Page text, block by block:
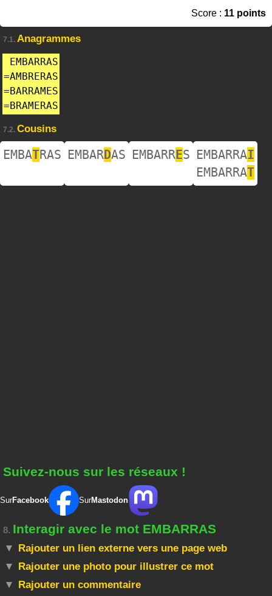
Score : 11 points
7.1. Anagrammes
EMBARRAS
=AMBRERAS
=BARRAMES
=BRAMERAS
7.2. Cousins
EMBATRAS EMBARDAS EMBARRES EMBARRAI
EMBARRAT
Suivez-nous sur les réseaux !
SurFacebook SurMastodon
8. Interagir avec le mot EMBARRAS
Rajouter un lien externe vers une page web
Rajouter une photo pour illustrer ce mot
Rajouter un commentaire